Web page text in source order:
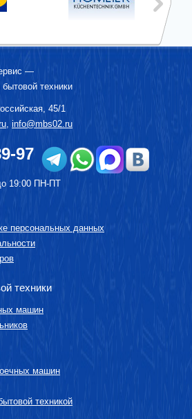
—
техники
45/1
, info@mbs02.ru
97
19:00 ПН-ПТ
персональных данных
техники
машин
машин
техникой